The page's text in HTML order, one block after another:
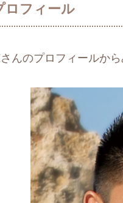
ロフィール
んのプロフィールから